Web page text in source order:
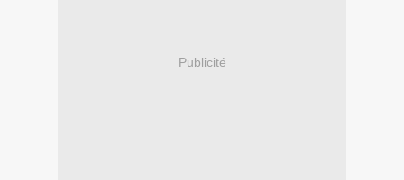
Publicité